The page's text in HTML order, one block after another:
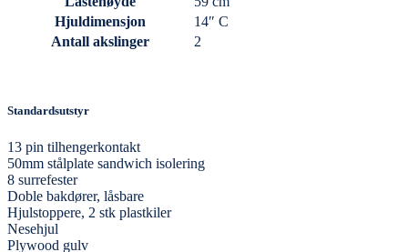
Hjuldimensjon
14″ C
Antall akslinger
2
Standardsutstyr
13 pin tilhengerkontakt
50mm stålplate sandwich isolering
8 surrefester
Doble bakdører, låsbare
Hjulstoppere, 2 stk plastkiler
Nesehjul
Plywood gulv